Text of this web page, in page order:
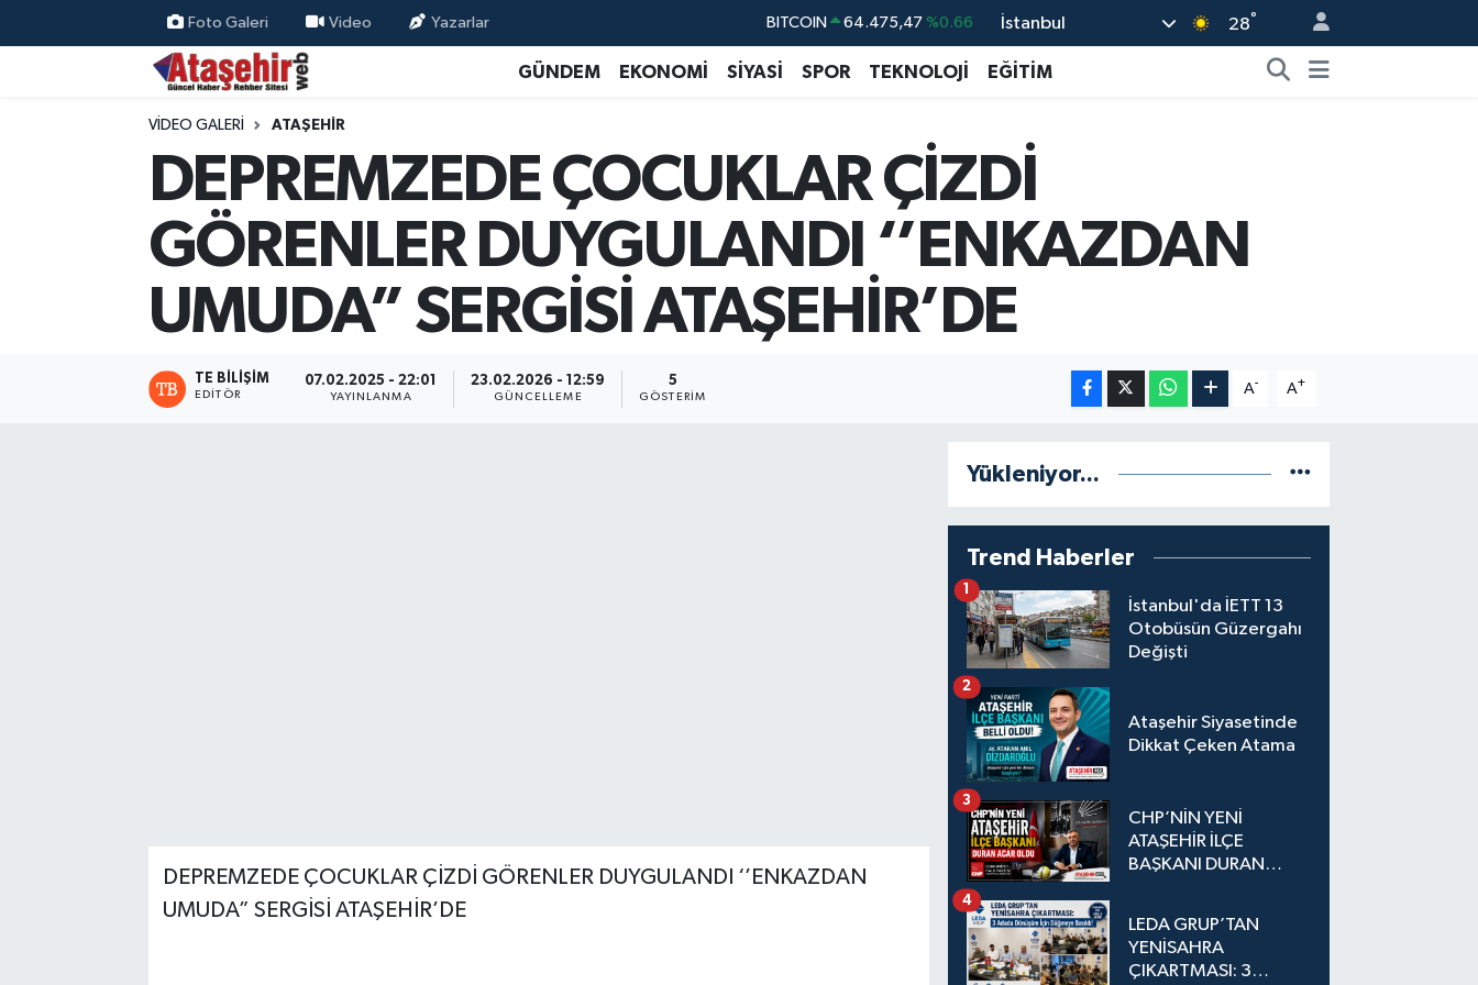
Foto Galeri Video Yazarlar BITCOIN 64.475,47 %0.66
DOLAR 47,5986 %0.06
%0.21
GRAM ALTIN 6518.23 %0.39
BİST100 13.703 %0
İstanbul 28°
GÜNDEM EKONOMİ SİYASİ SPOR TEKNOLOJİ EĞİTİM
VIDEO GALERI ATAŞEHIR
DEPREMZEDE ÇOCUKLAR ÇİZDİ
GÖRENLER DUYGULANDI ‘’ENKAZDAN
UMUDA” SERGİSİ ATAŞEHİR’DE
TE BILIŞIM
EDITÖR
07.02.2025 - 22:01
YAYINLANMA
23.02.2026 - 12:59
GÜNCELLEME
5
GÖSTERIM
A- A+
DEPREMZEDE ÇOCUKLAR ÇİZDİ GÖRENLER DUYGULANDI ‘’ENKAZDAN
UMUDA” SERGİSİ ATAŞEHİR’DE
Yükleniyor...
Trend Haberler
İstanbul'da İETT 13
Otobüsün Güzergahı
Değişti
1
Ataşehir Siyasetinde
Dikkat Çeken Atama
2
CHP’NİN YENİ
ATAŞEHİR İLÇE
BAŞKANI DURAN
3
LEDA GRUP’TAN
YENİSAHRA
ÇIKARTMASI: 3
4
Hava Durumu
Süper Lig Puan Durumu ve Fikstür
Tüm Manşetler
Son Dakika Haberleri